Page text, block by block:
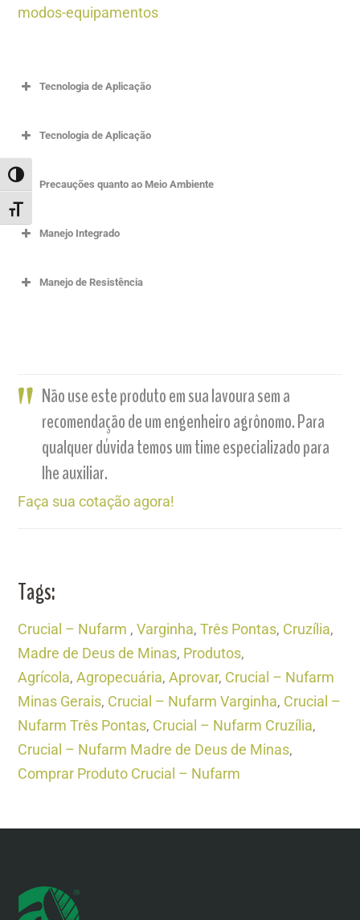
ALTERNAR ALTO CONTRASTE
ALTERNAR TAMANHO DA FONTE
modos-equipamentos
Tecnologia de Aplicação
Tecnologia de Aplicação
Precauções quanto ao Meio Ambiente
Manejo Integrado
Manejo de Resistência
Não use este produto em sua lavoura sem a
recomendação de um engenheiro agrônomo. Para
qualquer dúvida temos um time especializado para
lhe auxiliar.
Faça sua cotação agora!
Tags:
Crucial – Nufarm ,Varginha,Três Pontas, Cruzília,
Madre de Deus de Minas, Produtos,
Agrícola,Agropecuária,Aprovar, Crucial – Nufarm
Minas Gerais, Crucial – Nufarm Varginha, Crucial –
Nufarm Três Pontas, Crucial – Nufarm Cruzília,
Crucial – Nufarm Madre de Deus de Minas,
Comprar Produto Crucial – Nufarm